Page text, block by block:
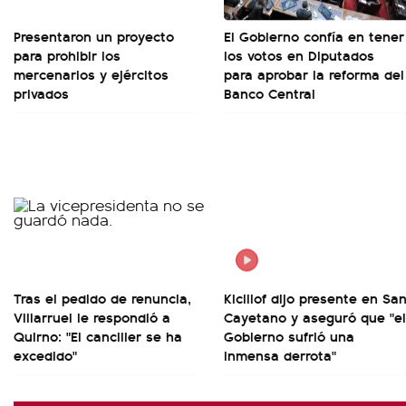
Presentaron un proyecto
para prohibir los
mercenarios y ejércitos
privados
El Gobierno confía en tener
los votos en Diputados
para aprobar la reforma del
Banco Central
Tras el pedido de renuncia,
Villarruel le respondió a
Quirno: "El canciller se ha
excedido"
Kicillof dijo presente en San
Cayetano y aseguró que "el
Gobierno sufrió una
inmensa derrota"